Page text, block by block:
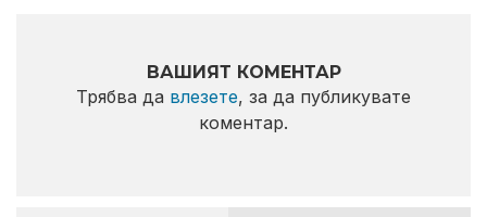
ВАШИЯТ КОМЕНТАР
Трябва да влезете, за да публикувате
коментар.